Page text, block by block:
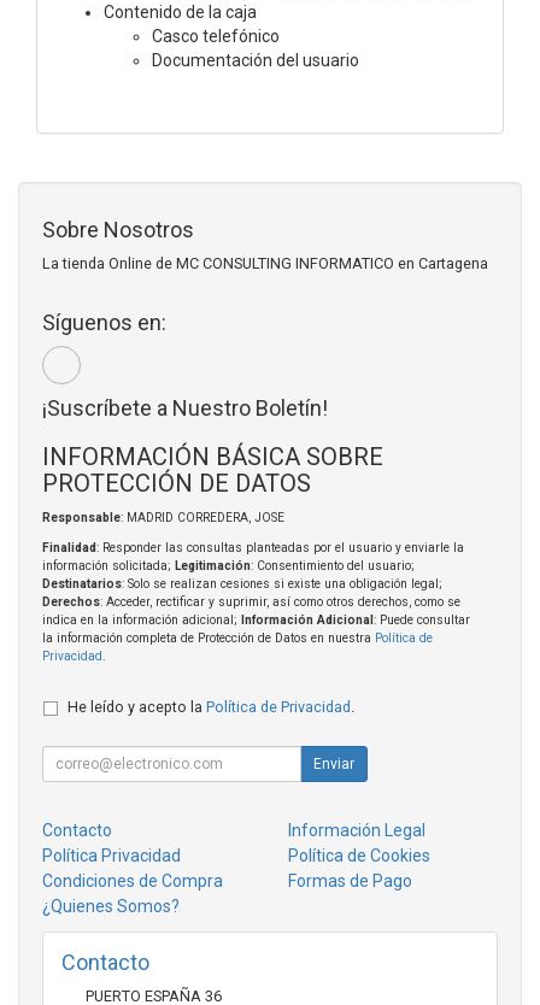
Contenido de la caja
Casco telefónico
Documentación del usuario
Sobre Nosotros
La tienda Online de MC CONSULTING INFORMATICO en Cartagena
Síguenos en:
¡Suscríbete a Nuestro Boletín!
INFORMACIÓN BÁSICA SOBRE
PROTECCIÓN DE DATOS
Responsable: MADRID CORREDERA, JOSE
Finalidad: Responder las consultas planteadas por el usuario y enviarle la
información solicitada; Legitimación: Consentimiento del usuario;
Destinatarios: Solo se realizan cesiones si existe una obligación legal;
Derechos: Acceder, rectificar y suprimir, así como otros derechos, como se
indica en la información adicional;
Información Adicional : Puede consultar
la información completa de Protección de Datos en nuestra Política de
Privacidad
He leído y acepto la Política de Privacidad
Enviar
Contacto
Información Legal
Política Privacidad
Política de Cookies
Condiciones de Compra
Formas de Pago
¿Quienes Somos?
Contacto
PUERTO ESPAÑA 36